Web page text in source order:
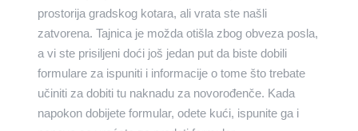
prostorija gradskog kotara, ali vrata ste našli
zatvorena. Tajnica je možda otišla zbog obveza posla,
a vi ste prisiljeni doći još jedan put da biste dobili
formulare za ispuniti i informacije o tome što trebate
učiniti za dobiti tu naknadu za novorođenče. Kada
napokon dobijete formular, odete kući, ispunite ga i